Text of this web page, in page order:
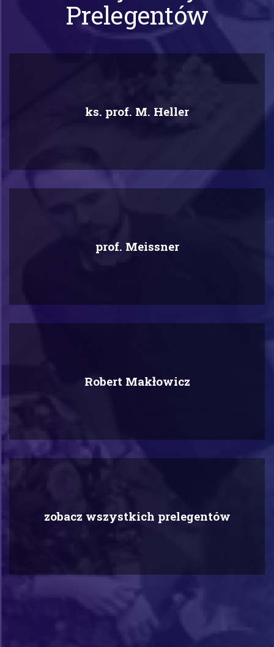
Prelegentów
ks. prof. M. Heller
prof. Meissner
Robert Makłowicz
zobacz wszystkich prelegentów